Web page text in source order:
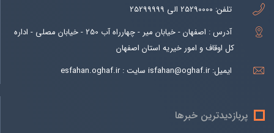
تلفن: 25290000 الی 25299999
آدرس : اصفهان - خیابان میر - چهارراه آب 250 - خیابان مصلی - اداره
کل اوقاف و امور خیریه استان اصفهان
ایمیل:isfahan@oghaf.ir سایت : esfahan.oghaf.ir
پربازدیدترین خبرها